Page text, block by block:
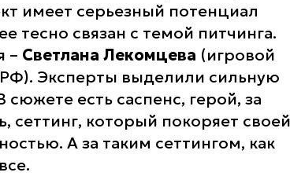
имеет серьезный потенциал
тесно связан с темой питчинга.
– Светлана Лекомцева (игровой
РФ). Эксперты выделили сильную
есть саспенс, герой, за
сеттинг, который покоряет своей
А за таким сеттингом, как